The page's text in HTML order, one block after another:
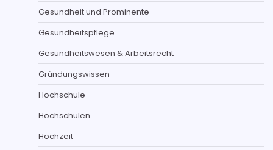
Gesundheit und Prominente
Gesundheitspflege
Gesundheitswesen & Arbeitsrecht
Gründungswissen
Hochschule
Hochschulen
Hochzeit